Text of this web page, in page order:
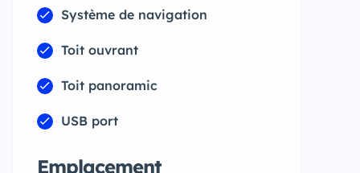
Système de navigation
Toit ouvrant
Toit panoramic
USB port
Emplacement